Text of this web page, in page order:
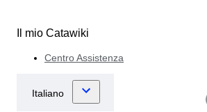
Il mio Catawiki
Centro Assistenza